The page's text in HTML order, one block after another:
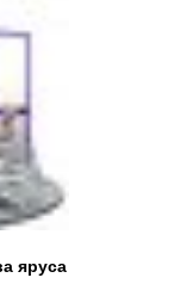
яруса